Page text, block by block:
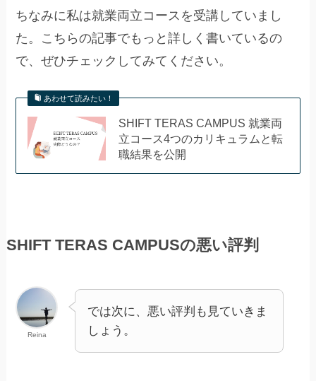
ちなみに私は就業両立コースを受講していまし
た。こちらの記事でもっと詳しく書いているの
で、ぜひチェックしてみてください。
あわせて読みたい！
SHIFT TERAS CAMPUS 就業両
立コース4つのカリキュラムと転
職結果を公開
SHIFT TERAS CAMPUSの悪い評判
Reina
では次に、悪い評判も見ていきま
しょう。